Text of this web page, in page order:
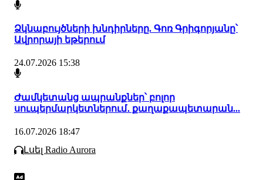
Ձկնաբույծների խնդիրները. Գոռ Գրիգորյանը՝
Ավրորայի եթերում
24.07.2026 15:38
Ժամկետանց ապրանքներ՝ բոլոր
սուպերմարկետներում․ քաղաքապետարան...
16.07.2026 18:47
Լսել Radio Aurora